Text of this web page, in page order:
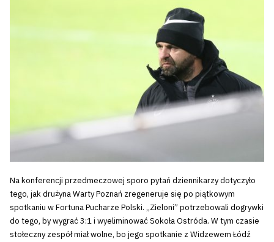
Na konferencji przedmeczowej sporo pytań dziennikarzy dotyczyło
tego, jak drużyna Warty Poznań zregeneruje się po piątkowym
spotkaniu w Fortuna Pucharze Polski. „Zieloni” potrzebowali dogrywki
do tego, by wygrać 3:1 i wyeliminować Sokoła Ostróda. W tym czasie
stołeczny zespół miał wolne, bo jego spotkanie z Widzewem Łódź